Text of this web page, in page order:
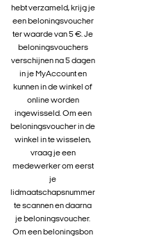
hebt verzameld, krijg je
een beloningsvoucher
ter waarde van 5 €. Je
beloningsvouchers
verschijnen na 5 dagen
in je MyAccount en
kunnen in de winkel of
online worden
ingewisseld. Om een
beloningsvoucher in de
winkel in te wisselen,
vraag je een
medewerker om eerst
je
lidmaatschapsnummer
te scannen en daarna
je beloningsvoucher.
Om een beloningsbon